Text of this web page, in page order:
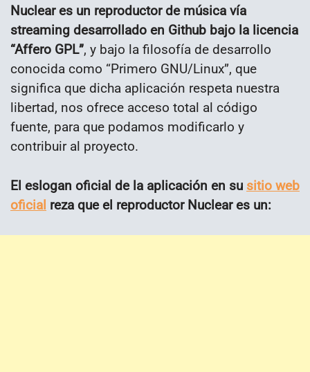
Nuclear es un reproductor de música vía
streaming desarrollado en Github bajo la licencia
“Affero GPL”, y bajo la filosofía de desarrollo
conocida como “Primero GNU/Linux”, que
significa que dicha aplicación respeta nuestra
libertad, nos ofrece acceso total al código
fuente, para que podamos modificarlo y
contribuir al proyecto.
El eslogan oficial de la aplicación en su sitio web
oficial reza que el reproductor Nuclear es un: